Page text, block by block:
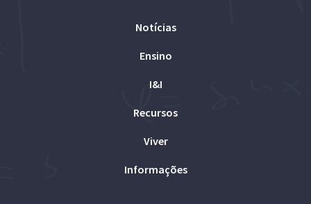
Notícias
Ensino
I&I
Recursos
Viver
Informações